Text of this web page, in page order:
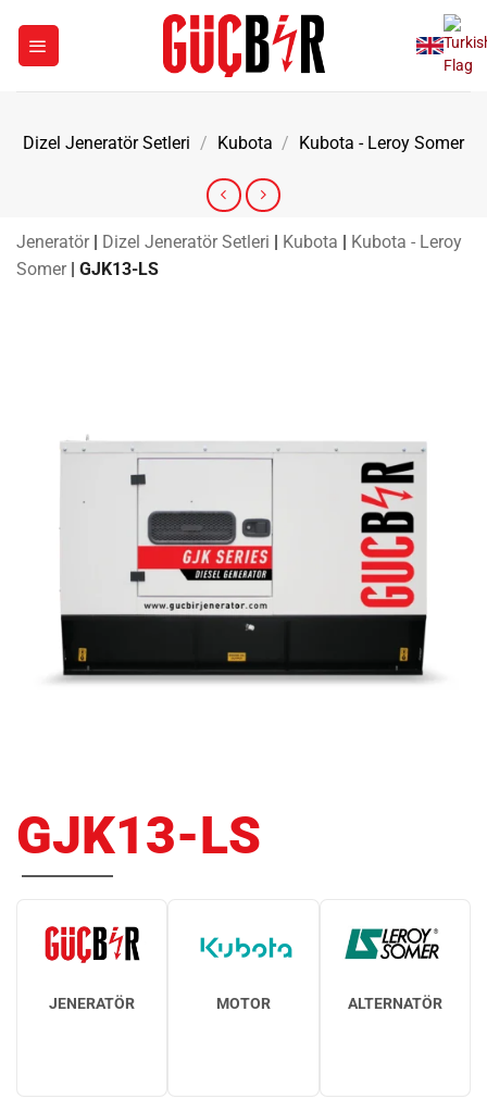
Dizel Jeneratör Setleri / Kubota / Kubota - Leroy Somer
Jeneratör | Dizel Jeneratör Setleri | Kubota | Kubota - Leroy
Somer | GJK13-LS
GJK13-LS
JENERATÖR MOTOR ALTERNATÖR